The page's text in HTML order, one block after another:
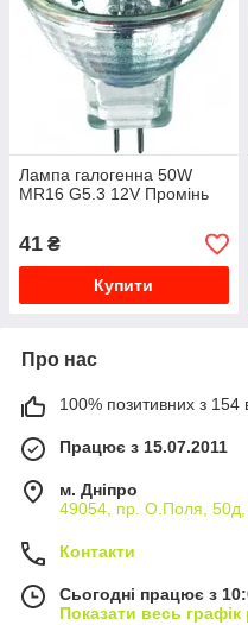
Лампа галогенна 50W
MR16 G5.3 12V Промінь
41 ₴
Купити
Про нас
100% позитивних з 154
Працює з 15.07.2011
м. Дніпро
49054, пр. О.Поля, 50д,
Контакти
Сьогодні працює з
Показати весь графік